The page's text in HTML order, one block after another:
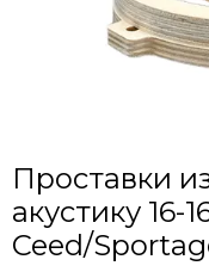
Проставки
акустику 16-
Ceed/